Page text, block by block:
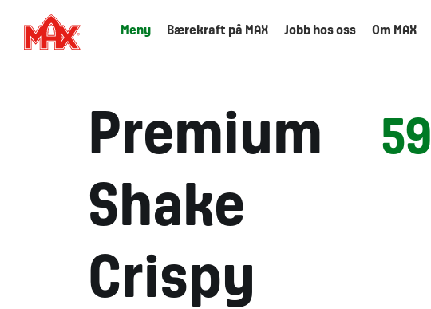
Meny Bærekraft på MAX Jobb hos oss Om MAX
Premium
Shake
Crispy